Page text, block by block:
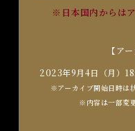
※日本国内からは
【ア
2023年9月4日（月）
※アーカイブ開始日時は
※内容は一部変